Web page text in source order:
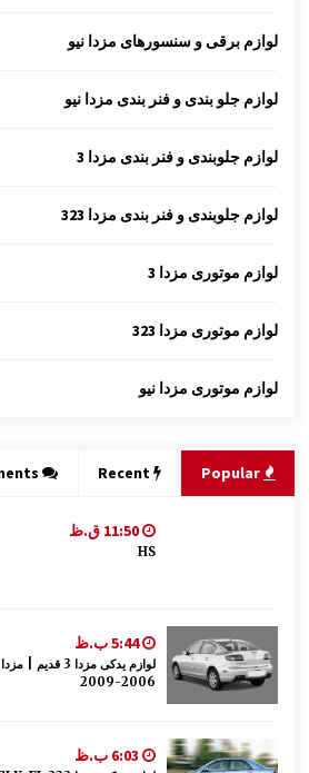
لوازم برقی و سنسورهای مزدا نیو
لوازم جلو بندی و فنر بندی مزدا نیو
لوازم جلوبندی و فنر بندی مزدا 3
لوازم جلوبندی و فنر بندی مزدا 323
لوازم موتوری مزدا 3
لوازم موتوری مزدا 323
لوازم موتوری مزدا نیو
Popular
Recent
HS
5:44 ب.ظ
2006-2009